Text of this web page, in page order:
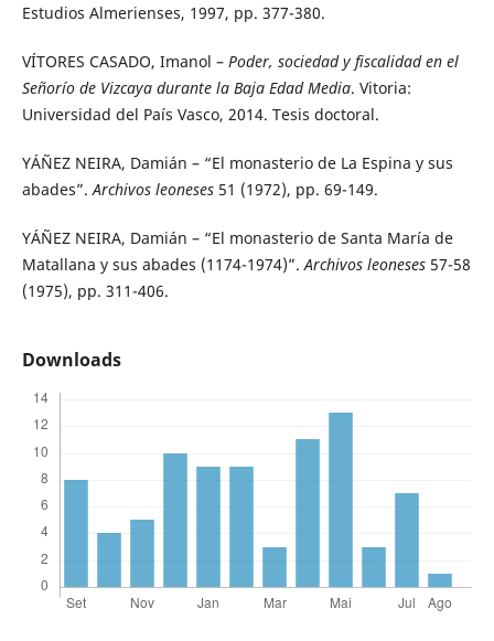
Estudios Almerienses, 1997, pp. 377-380.
VÍTORES CASADO, Imanol – Poder, sociedad y fiscalidad en el
Señorío de Vizcaya durante la Baja Edad Media. Vitoria:
Universidad del País Vasco, 2014. Tesis doctoral.
YÁÑEZ NEIRA, Damián – “El monasterio de La Espina y sus
abades”.Archivos leoneses51 (1972), pp. 69-149.
YÁÑEZ NEIRA, Damián – “El monasterio de Santa María de
Matallana y sus abades (1174-1974)”.Archivos leoneses57-58
(1975), pp. 311-406.
Downloads